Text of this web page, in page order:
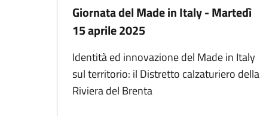
Giornata del Made in Italy - Martedì
15 aprile 2025
Identità ed innovazione del Made in Italy
sul territorio: il Distretto calzaturiero della
Riviera del Brenta